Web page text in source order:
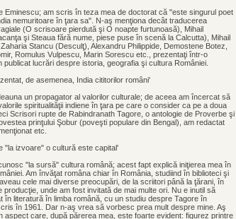
Eminescu; am scris în teza mea de doctorat că "este singurul poet
nemuritoare în ţara sa". N-aş menţiona decât traducerea
(O scrisoare pierdută şi O noapte furtunoasă), Mihail
şi Steaua fără nume, piese puse în scenă la Calcutta), Mihail
Stancu (Desculţ), Alexandru Philippide, Demostene Botez,
Romulus Vulpescu, Marin Sorescu etc., prezentaţi într-o
publicat lucrări despre istoria, geografia şi cultura României.
de asemenea, India cititorilor români'
un propagator al valorilor culturale; de aceea am încercat să
spiritualităţii indiene în ţara pe care o consider ca pe a doua
Scrisori rupte de Rabindranath Tagore, o antologie de Proverbe şi
prinţului Şobur (poveşti populare din Bengal), am redactat
etc.
"la izvoare" o cultură este capital'
"la sursă" cultura română; acest fapt explică iniţierea mea în
Am învăţat româna chiar în România, studiind în biblioteci şi
cele mai diverse preocupări, de la scriitori până la ţărani, în
producţie, unde am fost invitată de mai multe ori. Nu e inutil să
în literatură în limba română, cu un studiu despre Tagore în
în 1961. Dar n-aş vrea să vorbesc prea mult despre mine. Aş
aspect care, după părerea mea, este foarte evident: figurez printre